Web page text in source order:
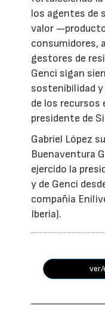
los agentes de
valor
consumidores,
gestores de
Genci sigan
sostenibilidad
de los recursos
presidente de
Gabriel López
Buenaventura
ejercido la
y de Genci
compañía
Iberia).